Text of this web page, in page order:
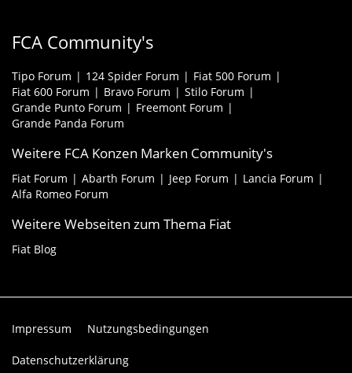
FCA Community's
Tipo Forum 124 Spider Forum
Fiat 500 Forum
Fiat 600 Forum
Bravo Forum
Stilo Forum
Grande Punto Forum
Freemont Forum
Grande Panda Forum
Weitere FCA Konzen Marken Community's
Fiat Forum Abarth Forum Jeep Forum
Lancia Forum
Alfa Romeo Forum
Weitere Webseiten zum Thema Fiat
Fiat Blog
Impressum Nutzungsbedingungen
Datenschutzerklärung